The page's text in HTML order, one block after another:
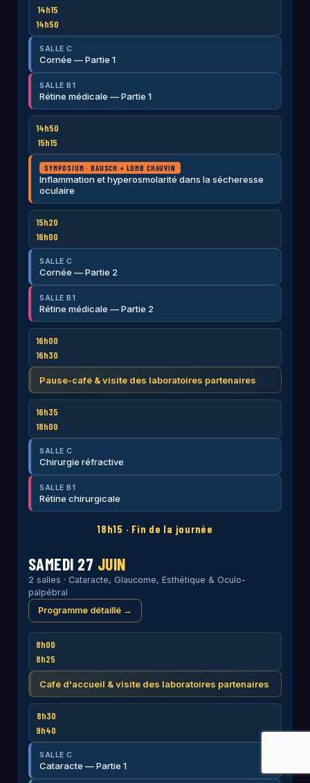
14h15
14h50
SALLE C
Cornée — Partie 1
SALLE B1
Rétine médicale — Partie 1
14h50
15h15
SYMPOSIUM · BAUSCH + LOMB CHAUVIN
Inflammation et hyperosmolarité dans la sécheresse
oculaire
15h20
16h00
SALLE C
Cornée — Partie 2
SALLE B1
Rétine médicale — Partie 2
16h00
16h30
Pause-café & visite des laboratoires partenaires
16h35
18h00
SALLE C
Chirurgie réfractive
SALLE B1
Rétine chirurgicale
18h15 · Fin de la journée
SAMEDI 27 JUIN
2 salles · Cataracte, Glaucome, Esthétique & Oculo-
palpébral
Programme détaillé →
8h00
8h25
Café d'accueil & visite des laboratoires partenaires
8h30
9h40
SALLE C
Cataracte — Partie 1